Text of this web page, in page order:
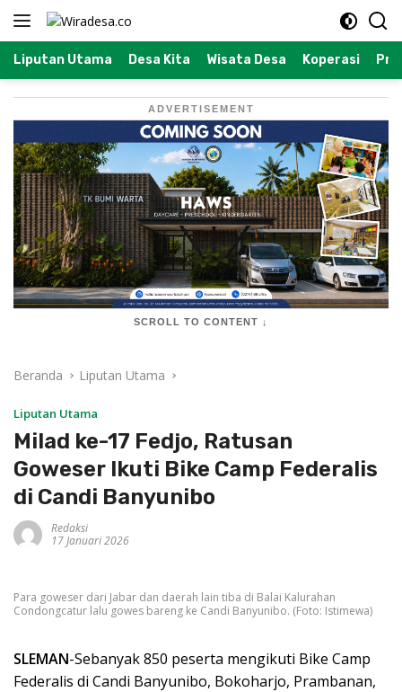
Langsung
Liputan Utama Desa Kita Wisata Desa Koperasi
ADVERTISEMENT
SCROLL TO CONTENT ↓
Beranda Liputan Utama
Liputan Utama
Milad ke-17 Fedjo, Ratusan
Goweser Ikuti Bike Camp Federalis
di Candi Banyunibo
Redaksi
17 Januari 2026
Para goweser dari Jabar dan daerah lain tiba di Balai Kalurahan
Condongcatur lalu gowes bareng ke Candi Banyunibo. (Foto: Istimewa)
SLEMAN-Sebanyak 850 peserta mengikuti Bike Camp
Federalis di Candi Banyunibo, Bokoharjo, Prambanan,